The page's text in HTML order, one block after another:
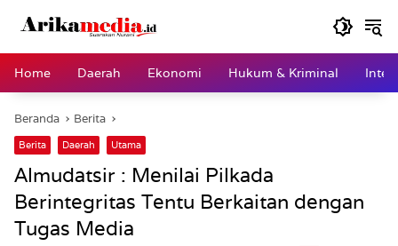
Home
Daerah Ekonomi Hukum & Kriminal
Beranda Berita
Berita Daerah Utama
Almudatsir : Menilai Pilkada
Berintegritas Tentu Berkaitan dengan
Tugas Media